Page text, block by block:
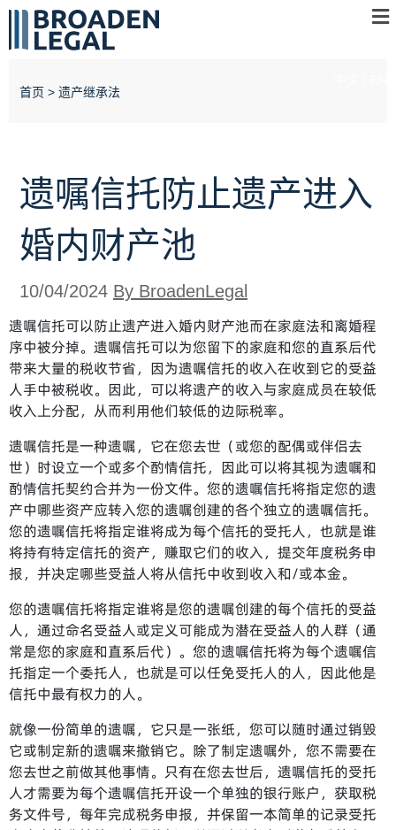
首页 > 遗产继承法
遗嘱信托防止遗产进入
婚内财产池
10/04/2024 By BroadenLegal
遗嘱信托可以防止遗产进入婚内财产池而在家庭法和离婚程
序中被分掉。遗嘱信托可以为您留下的家庭和您的直系后代
带来大量的税收节省，因为遗嘱信托的收入在收到它的受益
人手中被税收。因此，可以将遗产的收入与家庭成员在较低
收入上分配，从而利用他们较低的边际税率。
遗嘱信托是一种遗嘱，它在您去世（或您的配偶或伴侣去
世）时设立一个或多个酌情信托，因此可以将其视为遗嘱和
酌情信托契约合并为一份文件。您的遗嘱信托将指定您的遗
产中哪些资产应转入您的遗嘱创建的各个独立的遗嘱信托。
您的遗嘱信托将指定谁将成为每个信托的受托人，也就是谁
将持有特定信托的资产，赚取它们的收入，提交年度税务申
报，并决定哪些受益人将从信托中收到收入和/或本金。
您的遗嘱信托将指定谁将是您的遗嘱创建的每个信托的受益
人，通过命名受益人或定义可能成为潜在受益人的人群（通
常是您的家庭和直系后代）。您的遗嘱信托将为每个遗嘱信
托指定一个委托人，也就是可以任免受托人的人，因此他是
信托中最有权力的人。
就像一份简单的遗嘱，它只是一张纸，您可以随时通过销毁
它或制定新的遗嘱来撤销它。除了制定遗嘱外，您不需要在
您去世之前做其他事情。只有在您去世后，遗嘱信托的受托
人才需要为每个遗嘱信托开设一个单独的银行账户，获取税
务文件号，每年完成税务申报，并保留一本简单的记录受托